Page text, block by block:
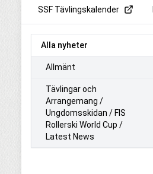
SSF Tävlingskalender
Alla nyheter
Allmänt
Tävlingar och
Arrangemang /
Ungdomsskidan / FIS
Rollerski World Cup /
Latest News